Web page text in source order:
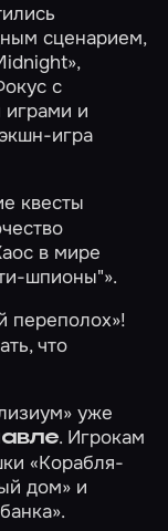
сценарием,
с
играми и
игра
квесты
в мире
шпионы"».
переполох»!
что
уже
. Игрокам
«Корабля-
дом» и
.